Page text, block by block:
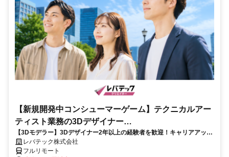
【新規開発中コンシューマーゲーム】テクニカルアー
ティスト業務の3Dデザイナー
_LTCR547867_CP_CRG
【3Dモデラー】3Dデザイナー2年以上の経験者を歓迎！キャリアアップ
を目指したい方も大歓迎♪
レバテック株式会社
フルリモート